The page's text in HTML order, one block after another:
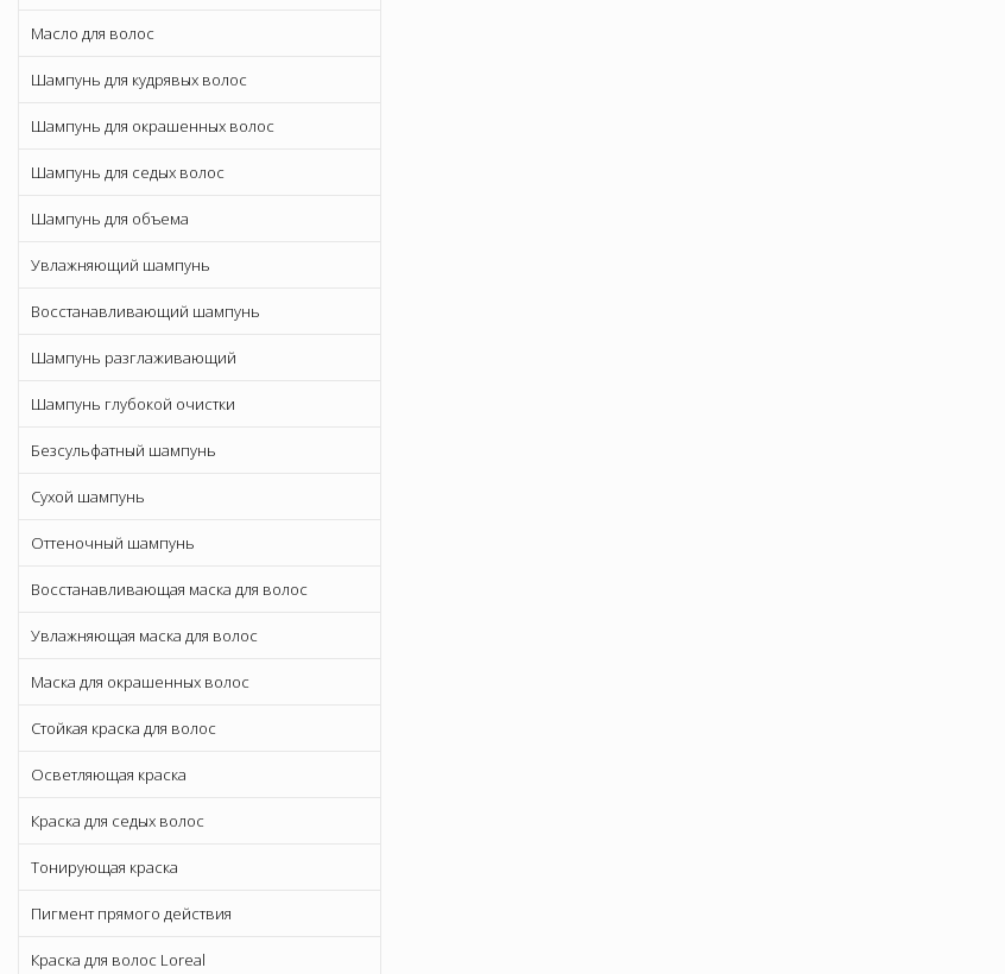
Масло для волос
Шампунь для кудрявых волос
Шампунь для окрашенных волос
Шампунь для седых волос
Шампунь для объема
Увлажняющий шампунь
Восстанавливающий шампунь
Шампунь разглаживающий
Шампунь глубокой очистки
Безсульфатный шампунь
Сухой шампунь
Оттеночный шампунь
Восстанавливающая маска для волос
Увлажняющая маска для волос
Маска для окрашенных волос
Стойкая краска для волос
Осветляющая краска
Краска для седых волос
Тонирующая краска
Пигмент прямого действия
Краска для волос Loreal